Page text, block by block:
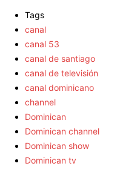
Tags
canal
canal 53
canal de santiago
canal de televisión
canal dominicano
channel
Dominican
Dominican channel
Dominican show
Dominican tv